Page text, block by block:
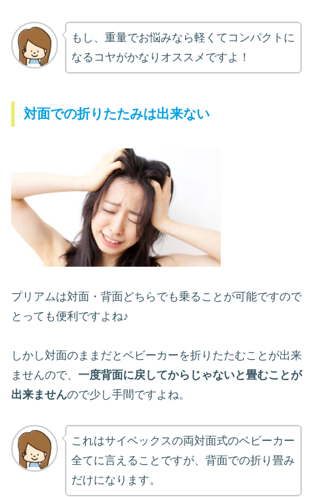
もし、重量でお悩みなら軽くてコンパクトに
なるコヤがかなりオススメですよ！
対面での折りたたみは出来ない
プリアムは対面・背面どちらでも乗ることが可能ですので
とっても便利ですよね♪
しかし対面のままだとベビーカーを折りたたむことが出来
ませんので、 一度背面に戻してからじゃないと畳むことが
出来ませんので少し手間ですよね。
これはサイベックスの両対面式のベビーカー
全てに言えることですが、背面での折り畳み
だけになります。